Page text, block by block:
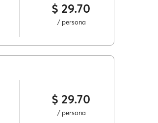
$ 29.70
/ persona
$ 29.70
/ persona